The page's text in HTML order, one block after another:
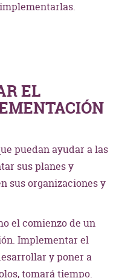
EL
puedan ayudar a las
sus planes y
sus organizaciones y
el comienzo de un
Implementar el
y poner a
tomará tiempo.